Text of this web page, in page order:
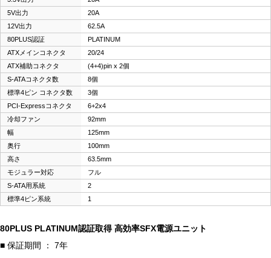
5V出力
20A
12V出力
62.5A
80PLUS認証
PLATINUM
ATXメインコネクタ
20/24
ATX補助コネクタ
(4+4)pin x 2個
S-ATAコネクタ数
8個
標準4ピン コネクタ数
3個
PCI-Expressコネクタ
6+2x4
冷却ファン
92mm
幅
125mm
奥行
100mm
高さ
63.5mm
モジュラー対応
フル
S-ATA用系統
2
標準4ピン系統
1
80PLUS PLATINUM認証取得 高効率SFX電源ユニット
■ 保証期間 ： 7年